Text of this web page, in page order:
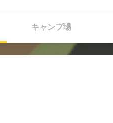
キャンプ場